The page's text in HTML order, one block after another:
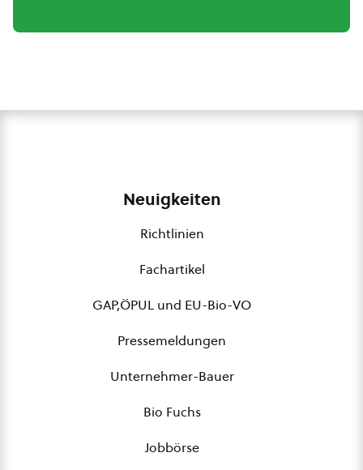
Neuigkeiten
Richtlinien
Fachartikel
GAP,ÖPUL und EU-Bio-VO
Pressemeldungen
Unternehmer-Bauer
Bio Fuchs
Jobbörse